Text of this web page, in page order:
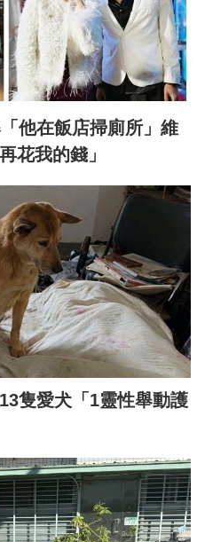
他在飯店掃廁所」維
花我的錢」
隻愛犬「1靈性舉動護